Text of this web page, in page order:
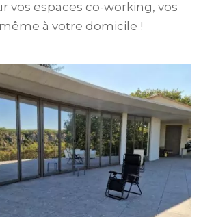
vos espaces co-working, vos
à votre domicile !